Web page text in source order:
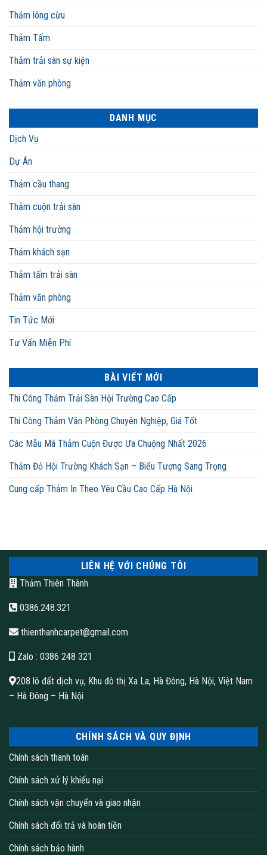
Thảm lông cừu
Thảm Tấm
Thảm trải sàn sự kiện
Thảm văn phòng
DANH MỤC
Dịch Vụ
Dự Án
Thảm cầu thang
Thảm cuộn trải sàn
Thảm hội trường
Thảm khách sạn
Thảm tấm trải sàn
Thảm văn phòng
Tin Tức Mới
Tư Vấn Miễn Phí
BÀI VIẾT MỚI
Thi Công Thảm Trải Sàn Hội Trường Cao Cấp
Thi Công Thảm Văn Phòng Chuyên Nghiệp, Giá Tốt
Các Mẫu Mã Thảm Cuộn Được Ưa Chuộng Nhất 2026
Thảm Đỏ Hội Trường Khách Sạn – Biểu Tượng Sang Trọng
Cung cấp Thảm In Theo Yêu Cầu Cao Cấp Hà Nội
LIÊN HỆ VỚI CHÚNG TÔI
Thảm Thiên Thành
0386.248.321
thienthanhcarpet@gmail.com
Zalo : 0386 248 321
208 lô đất dịch vụ, Khu đô thị Xa La, Hà Đông, Hà Nội, Việt Nam
– Hà Đông – Hà Nội
CHÍNH SÁCH VÀ QUY ĐỊNH
Chính sách thanh toán
Chính sách xử lý khiếu nại
Chính sách vận chuyển và giao nhận
Chính sách đổi trả và hoàn tiền
Chính sách bảo hành